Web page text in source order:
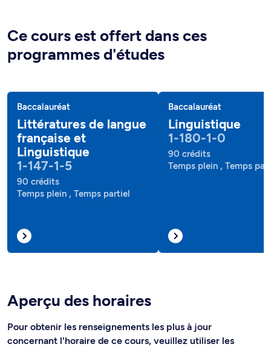
Ce cours est offert dans ces
programmes d'études
Baccalauréat
Littératures de langue
française et
Linguistique
1-147-1-5
90 crédits
Temps plein , Temps partiel
Baccalauréat
Linguistique
1-180-1-0
90 crédits
Temps plein , Temps
Aperçu des horaires
Pour obtenir les renseignements les plus à jour
concernant l'horaire de ce cours, veuillez utiliser les